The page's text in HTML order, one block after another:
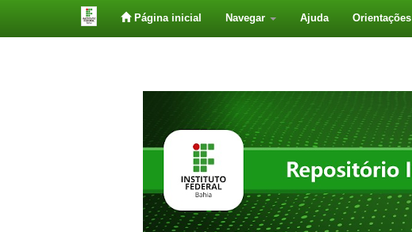
Página inicial Navegar Ajuda Orientações